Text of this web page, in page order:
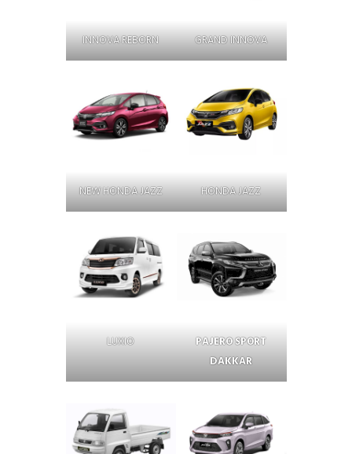
INNOVA REBORN GRAND INNOVA
NEW HONDA JAZZ HONDA JAZZ
LUXIO
PAJERO SPORT
DAKKAR